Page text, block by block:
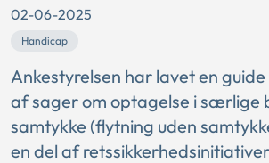
02-06-2025
Handicap
Ankestyrelsen har lavet en
af sager om optagelse i særlige
samtykke (flytning uden
en del af